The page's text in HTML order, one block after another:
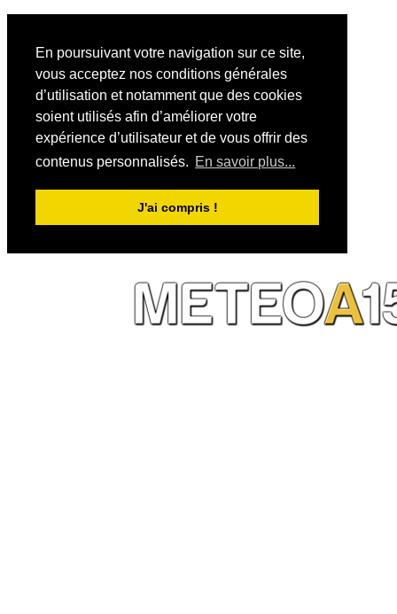
En poursuivant votre navigation sur ce site,
vous acceptez nos conditions générales
d’utilisation et notamment que des cookies
soient utilisés afin d’améliorer votre
expérience d’utilisateur et de vous offrir des
contenus personnalisés. En savoir plus...
J'ai compris !